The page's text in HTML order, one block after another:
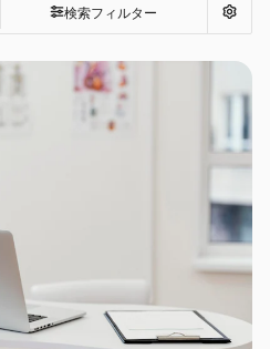
検索フィルター